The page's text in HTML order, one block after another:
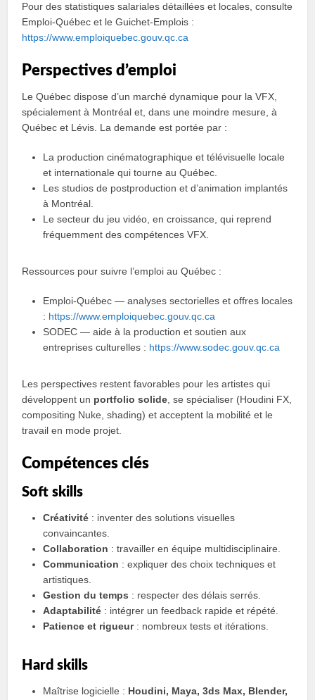
Pour des statistiques salariales détaillées et locales, consulte
Emploi-Québec et le Guichet-Emplois :
https://www.emploiquebec.gouv.qc.ca
Perspectives d’emploi
Le Québec dispose d’un marché dynamique pour la VFX,
spécialement à Montréal et, dans une moindre mesure, à
Québec et Lévis. La demande est portée par :
La production cinématographique et télévisuelle locale
et internationale qui tourne au Québec.
Les studios de postproduction et d’animation implantés
à Montréal.
Le secteur du jeu vidéo, en croissance, qui reprend
fréquemment des compétences VFX.
Ressources pour suivre l’emploi au Québec :
Emploi-Québec — analyses sectorielles et offres locales
: https://www.emploiquebec.gouv.qc.ca
SODEC — aide à la production et soutien aux
entreprises culturelles : https://www.sodec.gouv.qc.ca
Les perspectives restent favorables pour les artistes qui
développent un portfolio solide , se spécialiser (Houdini FX,
compositing Nuke, shading) et acceptent la mobilité et le
travail en mode projet.
Compétences clés
Soft skills
Créativité : inventer des solutions visuelles
convaincantes.
Collaboration : travailler en équipe multidisciplinaire.
Communication : expliquer des choix techniques et
artistiques.
Gestion du temps : respecter des délais serrés.
Adaptabilité : intégrer un feedback rapide et répété.
Patience et rigueur: nombreux tests et itérations.
Hard skills
Maîtrise logicielle : Houdini, Maya, 3ds Max, Blender,